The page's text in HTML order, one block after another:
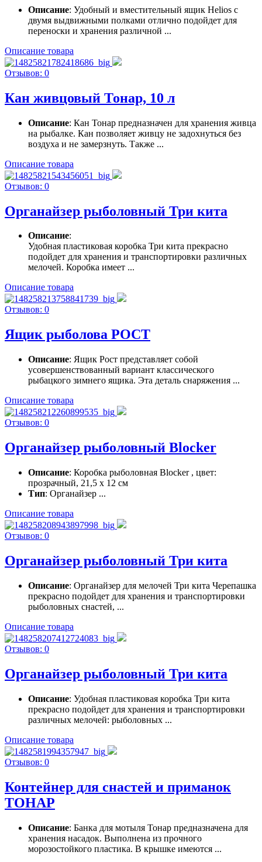
Описание: Удобный и вместительный ящик Helios с
двумя выдвижными полками отлично подойдет для
переноски и хранения различной ...
Описание товара
Отзывов: 0
Кан живцовый Тонар, 10 л
Описание: Кан Тонар предназначен для хранения живца
на рыбалке. Кан позволяет живцу не задохнуться без
воздуха и не замерзнуть. Также ...
Описание товара
Отзывов: 0
Органайзер рыболовный Три кита
Описание:
Удобная пластиковая коробка Три кита прекрасно
подойдет для хранения и транспортировки различных
мелочей. Коробка имеет ...
Описание товара
Отзывов: 0
Ящик рыболова РОСТ
Описание: Ящик Рост представляет собой
усовершенствованный вариант классического
рыбацкого зимнего ящика. Эта деталь снаряжения ...
Описание товара
Отзывов: 0
Органайзер рыболовный Blocker
Описание: Коробка рыболовная Blocker , цвет:
прозрачный, 21,5 x 12 см
Тип: Органайзер ...
Описание товара
Отзывов: 0
Органайзер рыболовный Три кита
Описание: Органайзер для мелочей Три кита Черепашка
прекрасно подойдет для хранения и транспортировки
рыболовных снастей, ...
Описание товара
Отзывов: 0
Органайзер рыболовный Три кита
Описание: Удобная пластиковая коробка Три кита
прекрасно подойдет для хранения и транспортировки
различных мелочей: рыболовных ...
Описание товара
Отзывов: 0
Контейнер для снастей и приманок
ТОНАР
Описание: Банка для мотыля Тонар предназначена для
хранения насадок. Выполнена из прочного
морозостойкого пластика. В крышке имеются ...